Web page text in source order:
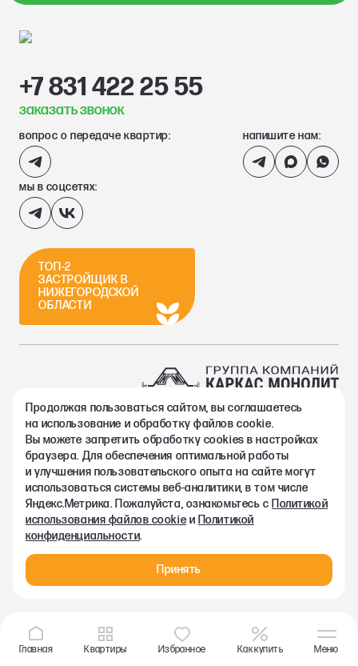
+7 831 422 25 55
заказать звонок
вопрос о передаче квартир: напишите нам:
мы в соцсетях:
ТОП-2
ЗАСТРОЙЩИК В
НИЖЕГОРОДСКОЙ
ОБЛАСТИ
2002-2026. Группа компаний Каркас Монолит
Политика конфиденциальности
Правовая информация
Согласие на обработку персональных данных
Согласие на получение рекламно-информационных материалов
Любая информация, представленная на данном сайте, носит
исключительно информационный характер и ни при каких
условиях не является публичной офертой, определяемой
Главная Квартиры Избранное Как купить Меню
Продолжая пользоваться сайтом, вы соглашаетесь
на использование и обработку файлов cookie.
Вы можете запретить обработку сookies в настройках
браузера. Для обеспечения оптимальной работы
и улучшения пользовательского опыта на сайте могут
использоваться системы веб-аналитики, в том числе
Яндекс.Метрика. Пожалуйста, ознакомьтесь с Политикой
использования файлов cookieи Политикой
конфиденциальности.
Принять